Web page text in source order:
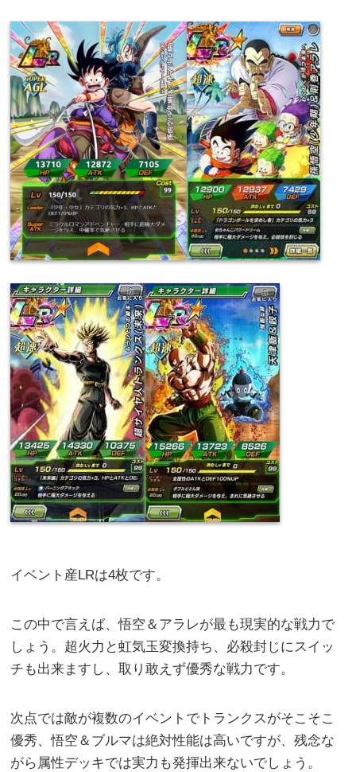
イベント産LRは4枚です。
この中で言えば、悟空＆アラレが最も現実的な戦力で
しょう。超火力と虹気玉変換持ち、必殺封じにスイッ
チも出来ますし、取り敢えず優秀な戦力です。
次点では敵が複数のイベントでトランクスがそこそこ
優秀、悟空＆ブルマは絶対性能は高いですが、残念な
がら属性デッキでは実力も発揮出来ないでしょう。